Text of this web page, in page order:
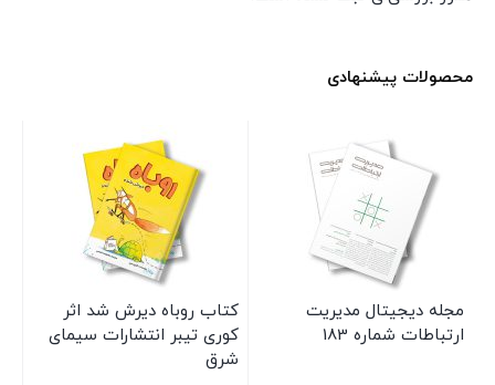
محصولات پیشنهادی
مجله دیجیتال مدیریت
ارتباطات شماره 183
کتاب روباه دیرش شد اثر
کوری تیبر انتشارات سیمای
شرق